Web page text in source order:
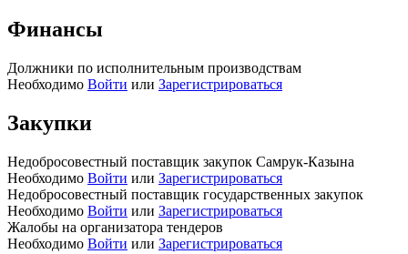
Финансы
Должники по исполнительным производствам
Необходимо Войти или Зарегистрироваться
Закупки
Недобросовестный поставщик закупок Самрук-Казына
Необходимо Войти или Зарегистрироваться
Недобросовестный поставщик государственных закупок
Необходимо Войти или Зарегистрироваться
Жалобы на организатора тендеров
Необходимо Войти или Зарегистрироваться